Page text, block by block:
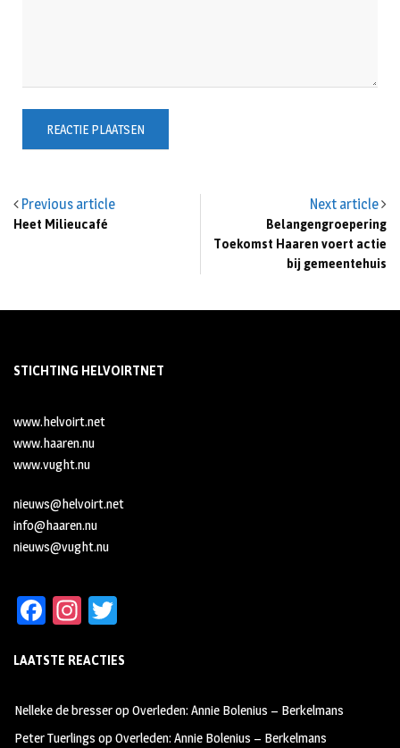
Previous article
Heet Milieucafé
Next article
Belangengroepering
Toekomst Haaren voert actie
bij gemeentehuis
STICHTING HELVOIRTNET
www.helvoirt.net
www.haaren.nu
www.vught.nu
nieuws@helvoirt.net
info@haaren.nu
nieuws@vught.nu
Fa
b
oo
k
In
ag
m
tt
LAATSTE REACTIES
Nelleke de bresseropOverleden: Annie Bolenius – Berkelmans
Peter Tuerlings opOverleden: Annie Bolenius – Berkelmans